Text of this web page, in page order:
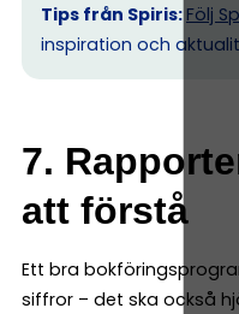
Tips från Spiris: Följ
inspiration och
7.
att förstå
Ett bra
siffror – det ska också